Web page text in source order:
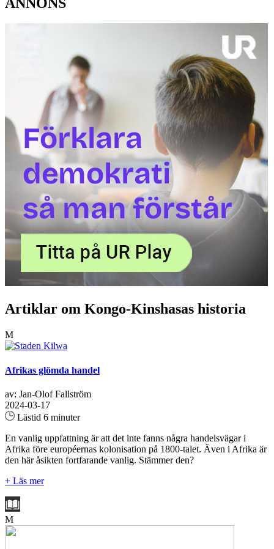
Artiklar om Kongo-Kinshasas historia
M
Afrikas glömda handel
av: Jan-Olof Fallström
2024-03-17
Lästid 6 minuter
En vanlig uppfattning är att det inte fanns några handelsvägar i
Afrika före européernas kolonisation på 1800-talet. Även i Afrika är
den här åsikten fortfarande vanlig. Stämmer den?
+ Läs mer
M